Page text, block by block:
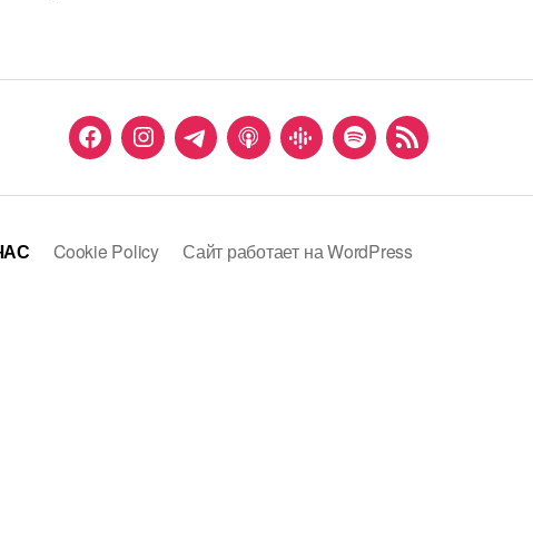
FacebookInstagramTelegramApple GoogleSpotifyPodcast
Cookie Policy Сайт работает на WordPress